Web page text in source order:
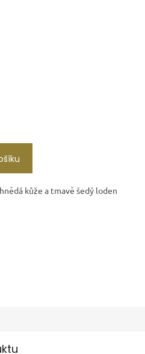
kůže a tmavě šedý loden